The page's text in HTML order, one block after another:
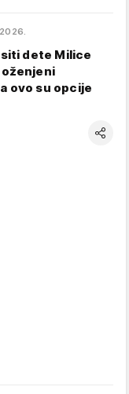
dete Milice
ovo su opcije